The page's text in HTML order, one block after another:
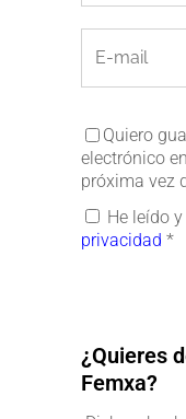
Quiero
electrónico
próxima vez
He leído
privacidad *
¿Quieres
Femxa?